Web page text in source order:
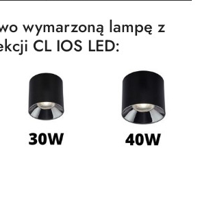
wymarzoną lampę z
CL IOS LED: